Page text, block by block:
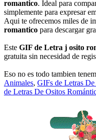
romantico. Ideal para
simplemente para expresar
Aqui te ofrecemos miles de
romantico para descargar
Este GIF de Letra j osito
gratuita sin necesidad de
Eso no es todo tambien
Animales, GIFs de Letras De
de Letras De Ositos